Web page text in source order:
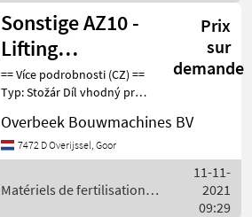
Sonstige AZ10 -
Lifting
framework/Schaufelarm/
Prix
sur
demande
== Více podrobnosti (CZ) ==
Typ: Stožár Díl vhodný pro:
konstrukce DPH/marže:
Odpočet DPH pro
podnikatele == Weitere
Overbeek Bouwmachines BV
7472 D Overijssel, Goor
Matériels de fertilisation et
11-11-
2021
09:29